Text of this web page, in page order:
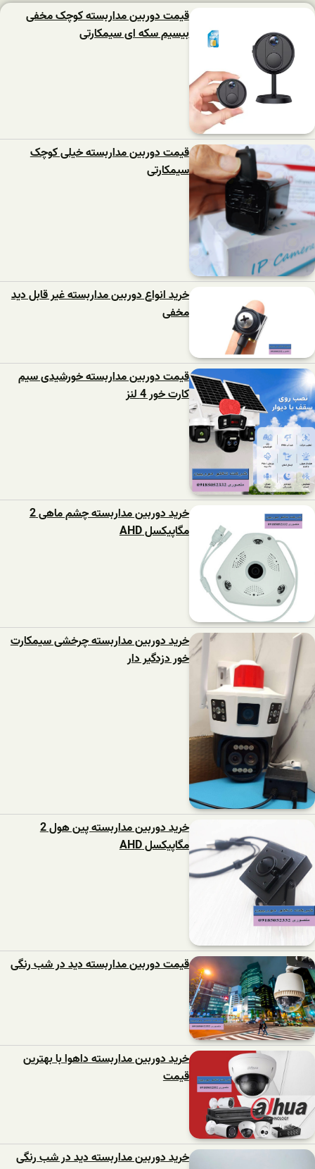
قیمت دوربین مداربسته کوچک مخفی
بیسیم سکه ای سیمکارتی
قیمت دوربین مداربسته خیلی کوچک
سیمکارتی
خرید انواع دوربین مداربسته غیر قابل دید
مخفی
قیمت دوربین مداربسته خورشیدی سیم
کارت خور 4 لنز
خرید دوربین مداربسته چشم ماهی 2
مگاپیکسل AHD
خرید دوربین مداربسته چرخشی سیمکارت
خور دزدگیر دار
خرید دوربین مداربسته پین هول 2
مگاپیکسل AHD
قیمت دوربین مداربسته دید در شب رنگی
خرید دوربین مداربسته داهوا با بهترین
قیمت
خرید دوربین مداربسته دید در شب رنگی